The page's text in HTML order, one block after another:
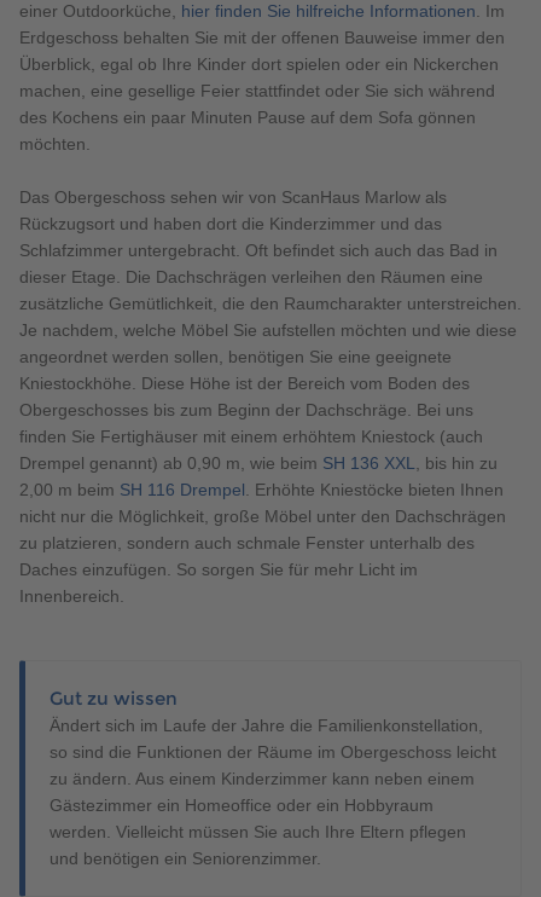
einer Outdoorküche, hier finden Sie hilfreiche Informationen. Im
Erdgeschoss behalten Sie mit der offenen Bauweise immer den
Überblick, egal ob Ihre Kinder dort spielen oder ein Nickerchen
machen, eine gesellige Feier stattfindet oder Sie sich während
des Kochens ein paar Minuten Pause auf dem Sofa gönnen
möchten.
Das Obergeschoss sehen wir von ScanHaus Marlow als
Rückzugsort und haben dort die Kinderzimmer und das
Schlafzimmer untergebracht. Oft befindet sich auch das Bad in
dieser Etage. Die Dachschrägen verleihen den Räumen eine
zusätzliche Gemütlichkeit, die den Raumcharakter unterstreichen.
Je nachdem, welche Möbel Sie aufstellen möchten und wie diese
angeordnet werden sollen, benötigen Sie eine geeignete
Kniestockhöhe. Diese Höhe ist der Bereich vom Boden des
Obergeschosses bis zum Beginn der Dachschräge. Bei uns
finden Sie Fertighäuser mit einem erhöhtem Kniestock (auch
Drempel genannt) ab 0,90 m, wie beim SH 136 XXL, bis hin zu
2,00 m beim SH 116 Drempel. Erhöhte Kniestöcke bieten Ihnen
nicht nur die Möglichkeit, große Möbel unter den Dachschrägen
zu platzieren, sondern auch schmale Fenster unterhalb des
Daches einzufügen. So sorgen Sie für mehr Licht im
Innenbereich.
Gut zu wissen
Ändert sich im Laufe der Jahre die Familienkonstellation,
so sind die Funktionen der Räume im Obergeschoss leicht
zu ändern. Aus einem Kinderzimmer kann neben einem
Gästezimmer ein Homeoffice oder ein Hobbyraum
werden. Vielleicht müssen Sie auch Ihre Eltern pflegen
und benötigen ein Seniorenzimmer.